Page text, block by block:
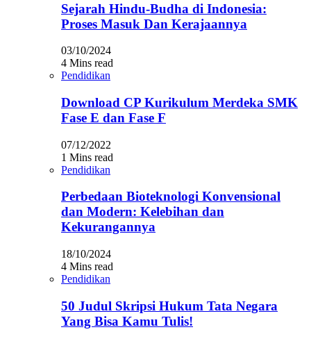
Sejarah Hindu-Budha di Indonesia:
Proses Masuk Dan Kerajaannya
03/10/2024
4 Mins read
Pendidikan
Download CP Kurikulum Merdeka SMK
Fase E dan Fase F
07/12/2022
1 Mins read
Pendidikan
Perbedaan Bioteknologi Konvensional
dan Modern: Kelebihan dan
Kekurangannya
18/10/2024
4 Mins read
Pendidikan
50 Judul Skripsi Hukum Tata Negara
Yang Bisa Kamu Tulis!